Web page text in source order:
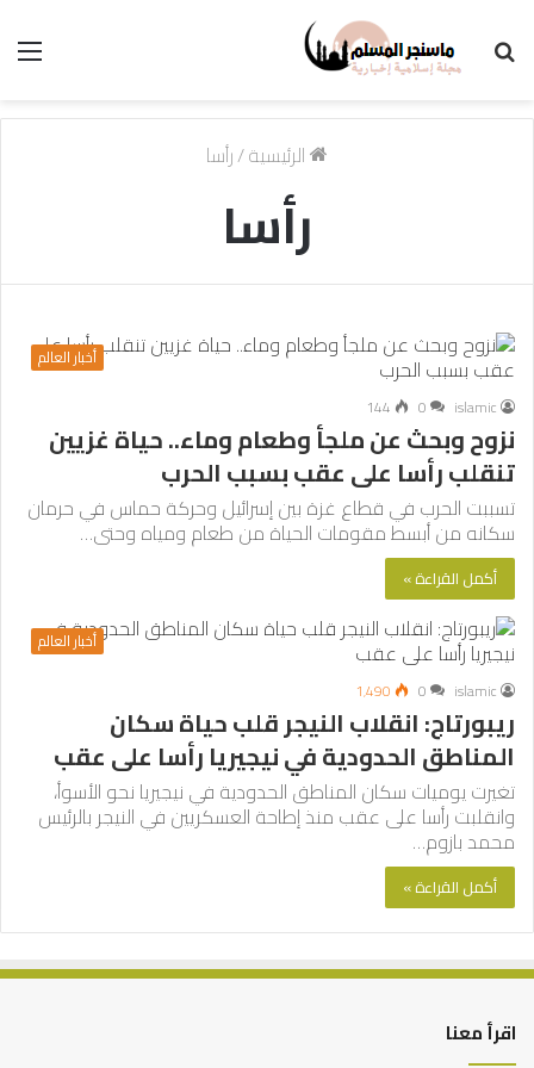
الرئيسية/رأسا
رأسا
أخبار العالم
islamic
0
144
نزوح وبحث عن ملجأ وطعام وماء.. حياة غزيين
تنقلب رأسا على عقب بسبب الحرب
تسببت الحرب في قطاع غزة بين إسرائيل وحركة حماس في حرمان
سكانه من أبسط مقومات الحياة من طعام ومياه وحتى…
أكمل القراءة »
أخبار العالم
islamic
0 1٬490
ريبورتاج: انقلاب النيجر قلب حياة سكان
المناطق الحدودية في نيجيريا رأسا على عقب
تغيرت يوميات سكان المناطق الحدودية في نيجيريا نحو الأسوأ،
وانقلبت رأسا على عقب منذ إطاحة العسكريين في النيجر بالرئيس
محمد بازوم…
أكمل القراءة »
اقرأ معنا